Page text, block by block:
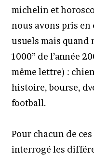
michelin et
nous avons pris en
usuels mais quand
1000” de l’année
même lettre) :
histoire, bourse,
football.
Pour chacun de
interrogé les